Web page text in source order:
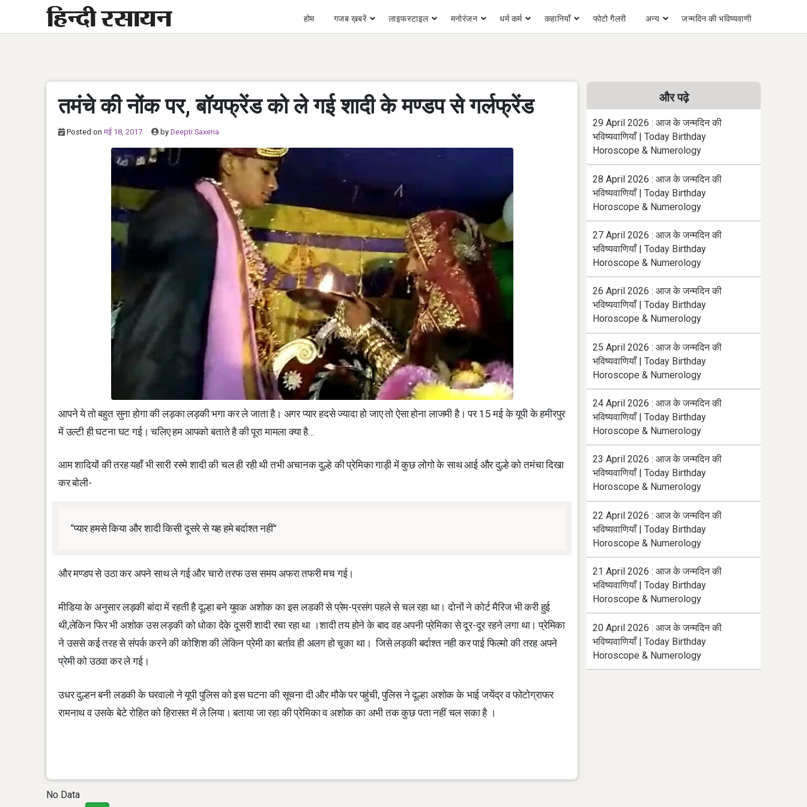
content
होम गजब ख़बरें लाइफस्टाइल मनोरंजन धर्म कर्म कहानियाँ फोटो गैलरी अन्य जन्मदिन की भविष्यवाणी
तमंचे की नोंक पर, बॉयफ्रेंड को ले गई शादी के मण्डप से गर्लफ्रेंड
Posted on मई 18, 2017 by Deepti Saxena
आपने ये तो बहुत सुना होगा की लड़का लड़की भगा कर ले जाता है। अगर प्यार हदसे ज्यादा हो जाए तो ऐसा होना लाजमी है। पर 15 मई के यूपी के हमीरपुर
में उल्टी ही घटना घट गई। चलिए हम आपको बताते है की पूरा मामला क्या है…
आम शादियों की तरह यहाँ भी सारी रस्मे शादी की चल ही रही थी तभी अचानक दुल्हे की प्रेमिका गाड़ी में कुछ लोगो के साथ आई और दुल्हे को तमंचा दिखा
कर बोली-
“प्यार हमसे किया और शादी किसी दूसरे से यह हमे बर्दाश्त नहीं”
और मण्डप से उठा कर अपने साथ ले गई और चारो तरफ उस समय अफरा तफरी मच गई।
मीडिया के अनुसार लड़की बांदा में रहती है दूल्हा बने युवक अशोक का इस लडकी से प्रेम-प्रसंग पहले से चल रहा था। दोनों ने कोर्ट मैरिज भी करी हुई
थी,लेकिन फिर भी अशोक उस लड़की को धोका देके दूसरी शादी रचा रहा था ।शादी तय होने के बाद वह अपनी प्रेमिका से दूर-दूर रहने लगा था। प्रेमिका
ने उससे कई तरह से संपर्क करने की कोशिश की लेकिन प्रेमी का बर्ताव ही अलग हो चूका था। जिसे लड़की बर्दाश्त नही कर पाई फिल्मो की तरह अपने
प्रेमी को उठवा कर ले गई।
उधर दुल्हन बनी लडकी के घरवालो ने यूपी पुलिस को इस घटना की सूचना दी और मौके पर पहुंची, पुलिस ने दूल्हा अशोक के भाई जयेंद्र व फोटोग्राफर
रामनाथ व उसके बेटे रोहित को हिरासत में ले लिया। बताया जा रहा की प्रेमिका व अशोक का अभी तक कुछ पता नहीं चल सका है ।
No Data
और पढ़े
29 April 2026 : आज के जन्मदिन की
भविष्यवाणियाँ | Today Birthday
Horoscope & Numerology
28 April 2026 : आज के जन्मदिन की
भविष्यवाणियाँ | Today Birthday
Horoscope & Numerology
27 April 2026 : आज के जन्मदिन की
भविष्यवाणियाँ | Today Birthday
Horoscope & Numerology
26 April 2026 : आज के जन्मदिन की
भविष्यवाणियाँ | Today Birthday
Horoscope & Numerology
25 April 2026 : आज के जन्मदिन की
भविष्यवाणियाँ | Today Birthday
Horoscope & Numerology
24 April 2026 : आज के जन्मदिन की
भविष्यवाणियाँ | Today Birthday
Horoscope & Numerology
23 April 2026 : आज के जन्मदिन की
भविष्यवाणियाँ | Today Birthday
Horoscope & Numerology
22 April 2026 : आज के जन्मदिन की
भविष्यवाणियाँ | Today Birthday
Horoscope & Numerology
21 April 2026 : आज के जन्मदिन की
भविष्यवाणियाँ | Today Birthday
Horoscope & Numerology
20 April 2026 : आज के जन्मदिन की
भविष्यवाणियाँ | Today Birthday
Horoscope & Numerology